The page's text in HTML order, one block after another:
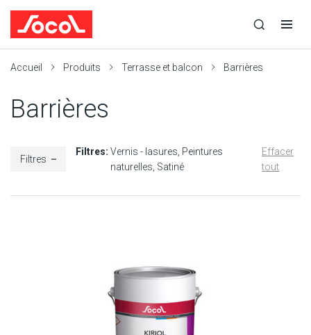
recherche
recherche
navigation
Accueil Produits Terrasse et balcon Barrières
Barrières
Filtres
Filtres: Vernis - lasures Peintures
naturelles Satiné
Effacer
tout